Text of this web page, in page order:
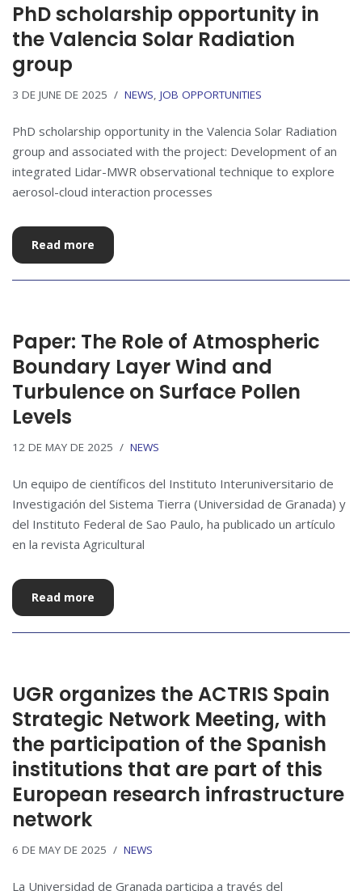
PhD scholarship opportunity in
the Valencia Solar Radiation
group
3 DE JUNE DE 2025 NEWS, JOB OPPORTUNITIES
PhD scholarship opportunity in the Valencia Solar Radiation
group and associated with the project: Development of an
integrated Lidar-MWR observational technique to explore
aerosol-cloud interaction processes
Read more
Paper: The Role of Atmospheric
Boundary Layer Wind and
Turbulence on Surface Pollen
Levels
12 DE MAY DE 2025 NEWS
Un equipo de científicos del Instituto Interuniversitario de
Investigación del Sistema Tierra (Universidad de Granada) y
del Instituto Federal de Sao Paulo, ha publicado un artículo
en la revista Agricultural
Read more
UGR organizes the ACTRIS Spain
Strategic Network Meeting, with
the participation of the Spanish
institutions that are part of this
European research infrastructure
network
6 DE MAY DE 2025 NEWS
La Universidad de Granada participa a través del